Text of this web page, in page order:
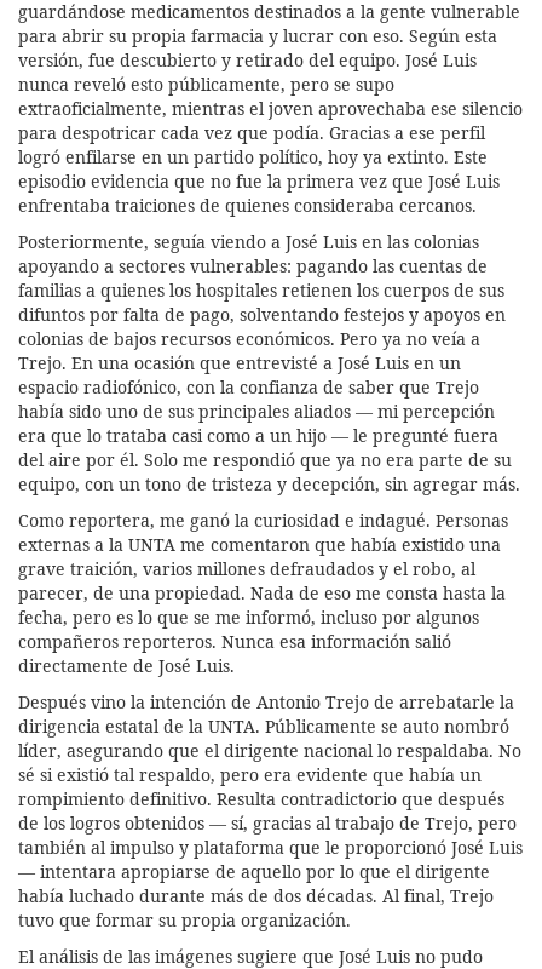
guardándose medicamentos destinados a la gente vulnerable
para abrir su propia farmacia y lucrar con eso. Según esta
versión, fue descubierto y retirado del equipo. José Luis
nunca reveló esto públicamente, pero se supo
extraoficialmente, mientras el joven aprovechaba ese silencio
para despotricar cada vez que podía. Gracias a ese perfil
logró enfilarse en un partido político, hoy ya extinto. Este
episodio evidencia que no fue la primera vez que José Luis
enfrentaba traiciones de quienes consideraba cercanos.
Posteriormente, seguía viendo a José Luis en las colonias
apoyando a sectores vulnerables: pagando las cuentas de
familias a quienes los hospitales retienen los cuerpos de sus
difuntos por falta de pago, solventando festejos y apoyos en
colonias de bajos recursos económicos. Pero ya no veía a
Trejo. En una ocasión que entrevisté a José Luis en un
espacio radiofónico, con la confianza de saber que Trejo
había sido uno de sus principales aliados — mi percepción
era que lo trataba casi como a un hijo — le pregunté fuera
del aire por él. Solo me respondió que ya no era parte de su
equipo, con un tono de tristeza y decepción, sin agregar más.
Como reportera, me ganó la curiosidad e indagué. Personas
externas a la UNTA me comentaron que había existido una
grave traición, varios millones defraudados y el robo, al
parecer, de una propiedad. Nada de eso me consta hasta la
fecha, pero es lo que se me informó, incluso por algunos
compañeros reporteros. Nunca esa información salió
directamente de José Luis.
Después vino la intención de Antonio Trejo de arrebatarle la
dirigencia estatal de la UNTA. Públicamente se auto nombró
líder, asegurando que el dirigente nacional lo respaldaba. No
sé si existió tal respaldo, pero era evidente que había un
rompimiento definitivo. Resulta contradictorio que después
de los logros obtenidos — sí, gracias al trabajo de Trejo, pero
también al impulso y plataforma que le proporcionó José Luis
— intentara apropiarse de aquello por lo que el dirigente
había luchado durante más de dos décadas. Al final, Trejo
tuvo que formar su propia organización.
El análisis de las imágenes sugiere que José Luis no pudo